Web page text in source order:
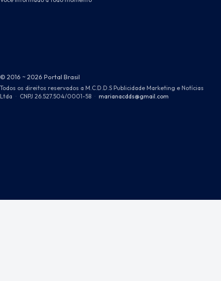
© 2016 ~ 2026 Portal Brasil
Todos os direitos reservados a M.C.D.D.S Publicidade Marketing e Notícias
Ltda · CNPJ 26.527.504/0001-58 · marianacdds@gmail.com